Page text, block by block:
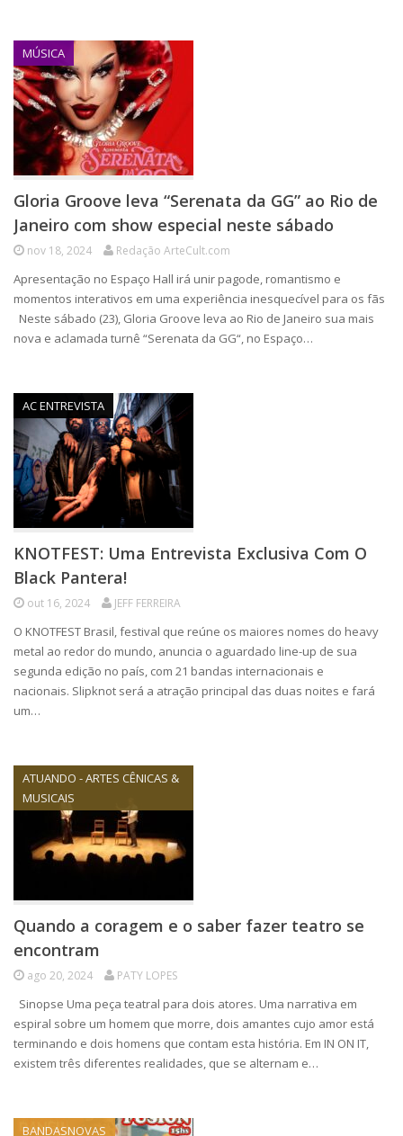
MÚSICA
Gloria Groove leva “Serenata da GG” ao Rio de
Janeiro com show especial neste sábado
nov 18, 2024 Redação ArteCult.com
Apresentação no Espaço Hall irá unir pagode, romantismo e
momentos interativos em uma experiência inesquecível para os fãs
Neste sábado (23), Gloria Groove leva ao Rio de Janeiro sua mais
nova e aclamada turnê “Serenata da GG“, no Espaço…
AC ENTREVISTA
KNOTFEST: Uma Entrevista Exclusiva Com O
Black Pantera!
out 16, 2024 JEFF FERREIRA
O KNOTFEST Brasil, festival que reúne os maiores nomes do heavy
metal ao redor do mundo, anuncia o aguardado line-up de sua
segunda edição no país, com 21 bandas internacionais e
nacionais. Slipknot será a atração principal das duas noites e fará
um…
ATUANDO - ARTES CÊNICAS &
MUSICAIS
Quando a coragem e o saber fazer teatro se
encontram
ago 20, 2024 PATY LOPES
Sinopse Uma peça teatral para dois atores. Uma narrativa em
espiral sobre um homem que morre, dois amantes cujo amor está
terminando e dois homens que contam esta história. Em IN ON IT,
existem três diferentes realidades, que se alternam e…
BANDASNOVAS